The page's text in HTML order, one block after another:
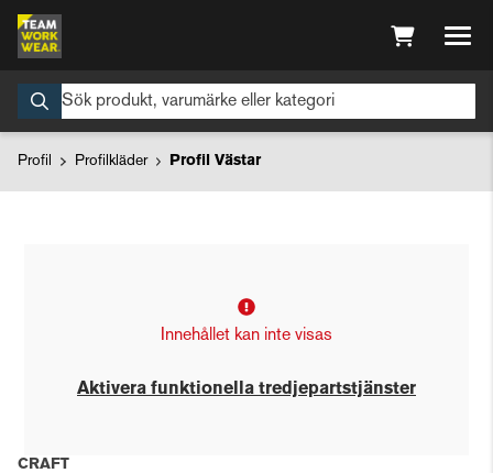
Profil Profilkläder Profil Västar
Innehållet kan inte visas
Aktivera funktionella tredjepartstjänster
CRAFT